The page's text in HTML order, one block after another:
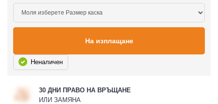
На изплащане
Неналичен
30 ДНИ ПРАВО НА ВРЪЩАНЕ
ИЛИ ЗАМЯНА